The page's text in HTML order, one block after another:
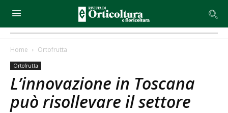
Home Ortofrutta
Ortofrutta
L’innovazione in Toscana
può risollevare il settore